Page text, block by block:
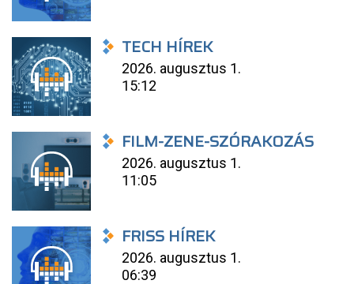
TECH HÍREK
2026. augusztus 1.
15:12
FILM-ZENE-SZÓRAKOZÁS
2026. augusztus 1.
11:05
FRISS HÍREK
2026. augusztus 1.
06:39